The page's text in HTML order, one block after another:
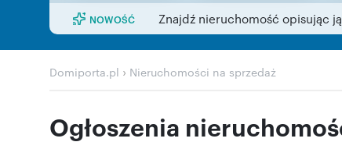
NOWOŚĆ Znajdź nieruchomość opisując ją
Domiporta.pl › Nieruchomości na sprzedaż
Ogłoszenia